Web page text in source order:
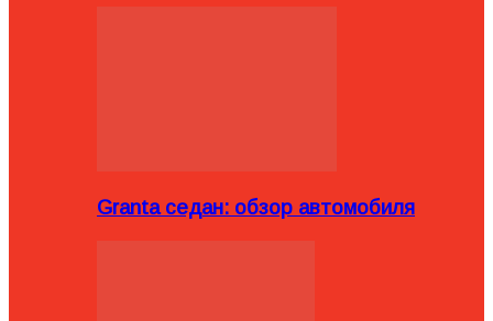
Granta седан: обзор автомобиля